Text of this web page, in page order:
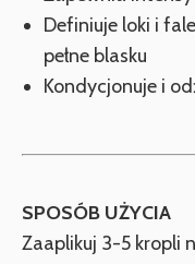
Definiuje loki i
pełne blasku
Kondycjonuje i
SPOSÓB UŻYCIA
Zaaplikuj 3-5 kropli